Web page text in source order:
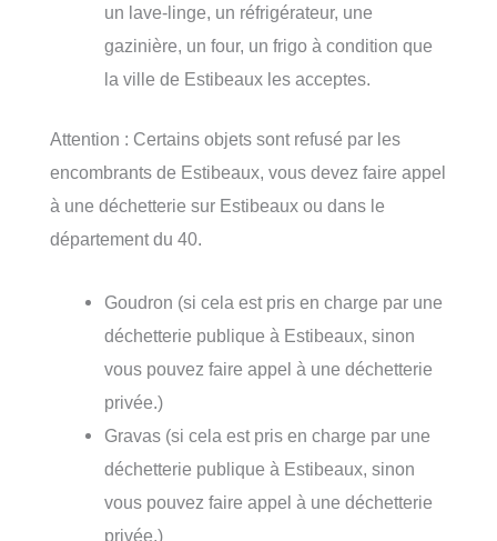
un lave-linge, un réfrigérateur, une
gazinière, un four, un frigo à condition que
la ville de Estibeaux les acceptes.
Attention : Certains objets sont refusé par les
encombrants de Estibeaux, vous devez faire appel
à une déchetterie sur Estibeaux ou dans le
département du 40.
Goudron (si cela est pris en charge par une
déchetterie publique à Estibeaux, sinon
vous pouvez faire appel à une déchetterie
privée.)
Gravas (si cela est pris en charge par une
déchetterie publique à Estibeaux, sinon
vous pouvez faire appel à une déchetterie
privée.)